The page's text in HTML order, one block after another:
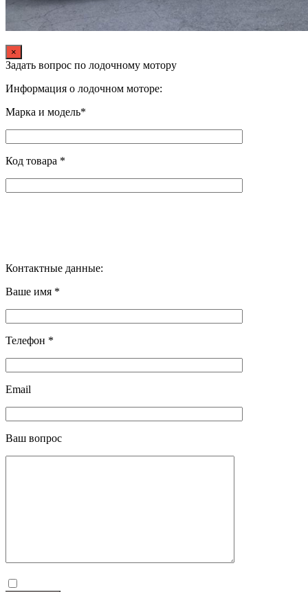
×
Задать вопрос по лодочному мотору
Информация о лодочном моторе:
Марка и модель*
Код товара *
Контактные данные:
Ваше имя *
Телефон *
Email
Ваш вопрос